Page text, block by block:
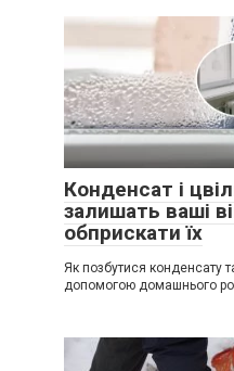
Конденсат і
залишать ваші
обприскати їх
Як позбутися конденсату
допомогою домашнього